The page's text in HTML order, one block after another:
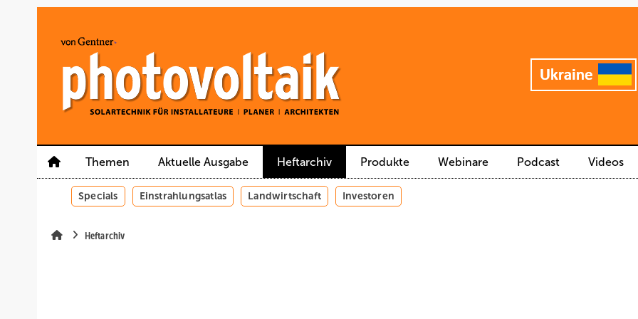
Themen Aktuelle Ausgabe Heftarchiv Produkte Webinare Podcast Videos
Specials Einstrahlungsatlas Landwirtschaft Investoren
Heftarchiv